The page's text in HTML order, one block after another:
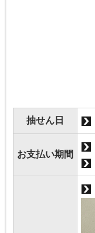
抽せん日
お支払い期間